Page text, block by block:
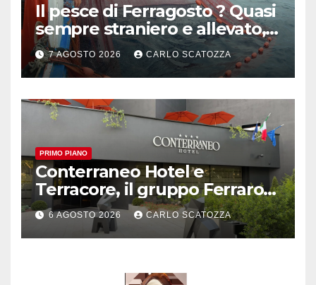
Il pesce di Ferragosto ? Quasi
sempre straniero e allevato,
in sofferenza
7 AGOSTO 2026 CARLO SCATOZZA
PRIMO PIANO
Conterraneo Hotel e
Terracore, il gruppo Ferraro
amplia l’ ospitalità e il gusto
alle porte di Caserta
6 AGOSTO 2026 CARLO SCATOZZA